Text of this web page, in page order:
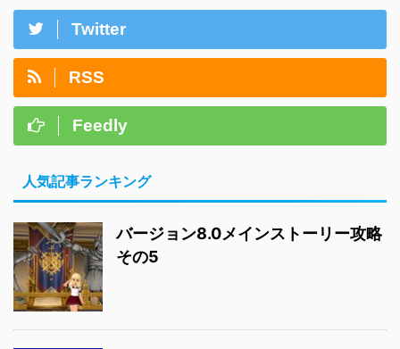
Twitter
RSS
Feedly
人気記事ランキング
バージョン8.0メインストーリー攻略
その5